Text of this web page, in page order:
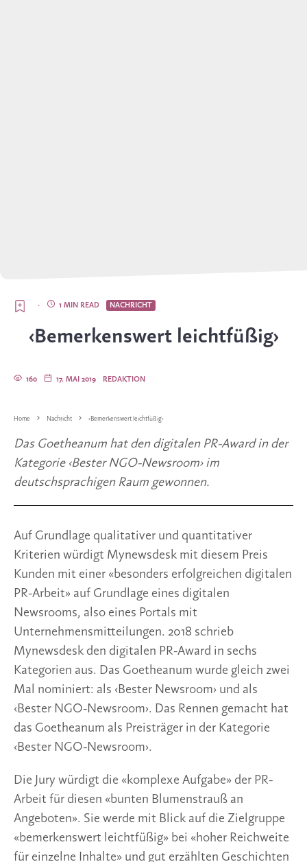
NACHRICHT
1 MIN READ
·
‹Bemerkenswert leichtfüßig›
REDAKTION
17. MAI 2019
160
Home Nachricht ‹Bemerkenswert leichtfüßig›
Das Goetheanum hat den digitalen PR-Award in der
Kategorie ‹Bester ­NGO-Newsroom› im
deutschsprachigen Raum gewonnen.
Auf Grundlage qualitativer und quantitativer
Kriterien würdigt Mynewsdesk mit diesem Preis
Kunden mit einer «besonders erfolgreichen digitalen
PR-Arbeit» auf Grundlage eines digitalen
Newsrooms, also eines Portals mit
Unternehmensmitteilungen. 2018 schrieb
Mynewsdesk den digitalen PR-Award in sechs
Kategorien aus. Das Goetheanum wurde gleich zwei
Mal nominiert: als ‹Bester Newsroom› und als
‹Bester NGO-Newsroom›. Das Rennen gemacht hat
das Goetheanum als Preisträger in der Kategorie
‹Bester NGO-Newsroom›.
Die Jury würdigt die «komplexe Aufgabe» der PR-
Arbeit für diesen «bunten Blumenstrauß an
Angeboten». Sie werde mit Blick auf die Zielgruppe
«bemerkenswert leichtfüßig» bei «hoher Reichweite
für einzelne Inhalte» und gut erzählten Geschichten